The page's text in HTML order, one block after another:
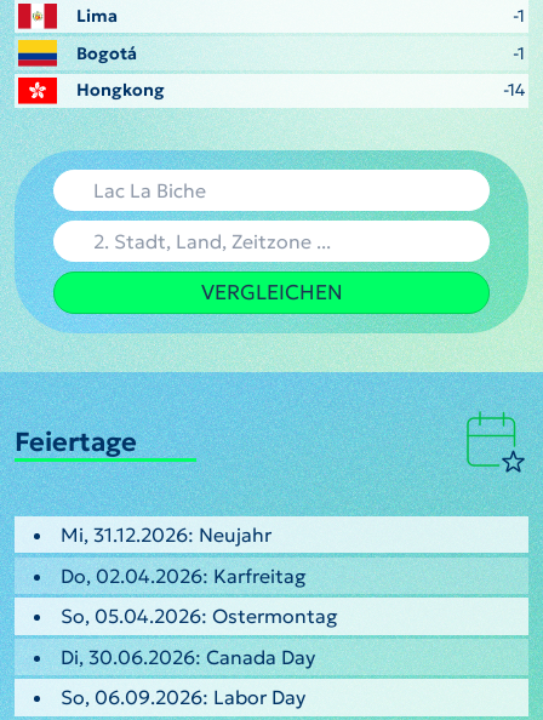
Lima
-1
Bogotá
-1
Hongkong
-14
VERGLEICHEN
Feiertage
Mi, 31.12.2026: Neujahr
Do, 02.04.2026: Karfreitag
So, 05.04.2026: Ostermontag
Di, 30.06.2026: Canada Day
So, 06.09.2026: Labor Day